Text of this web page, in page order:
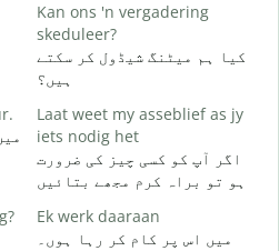
Kan ons 'n vergadering
skeduleer?
کیا ہم میٹنگ شیڈول کر سکتے
ہیں؟
Laat weet my asseblief as jy
iets nodig het
اگر آپ کو کسی چیز کی ضرورت
ہو تو براہ کرم مجھے بتائیں
Ek werk daaraan
میں اس پر کام کر رہا ہوں۔